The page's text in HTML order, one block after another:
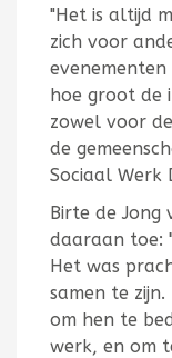
"Het is altijd
zich voor
hoe groot de
zowel voor
de
Sociaal Werk
Birte de Jong
daaraan toe:
Het was
samen te
om hen te
werk, en om